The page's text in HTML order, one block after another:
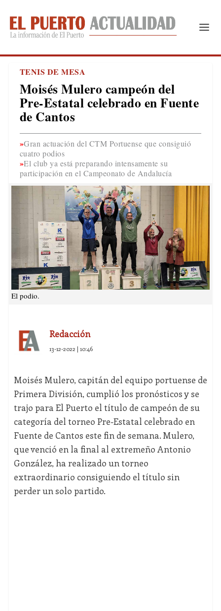
TENIS DE MESA
Moisés Mulero campeón del
Pre-Estatal celebrado en Fuente
de Cantos
Gran actuación del CTM Portuense que consiguió
cuatro podios
El club ya está preparando intensamente su
participación en el Campeonato de Andalucía
El podio.
Redacción
13-12-2022 | 10:46
Moisés Mulero, capitán del equipo portuense de
Primera División, cumplió los pronósticos y se
trajo para El Puerto el título de campeón de su
categoría del torneo Pre-Estatal celebrado en
Fuente de Cantos este fin de semana. Mulero,
que venció en la final al extremeño Antonio
González, ha realizado un torneo
extraordinario consiguiendo el título sin
perder un solo partido.